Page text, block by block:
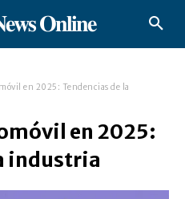
𝐎𝐧𝐥𝐢𝐧𝐞
en 2025: Tendencias de la
en 2025:
industria